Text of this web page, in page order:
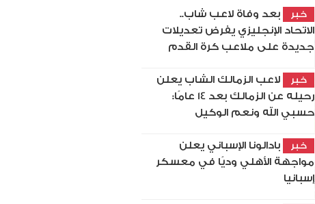
خبر
بعد وفاة لاعب شاب..
الاتحاد الإنجليزي يفرض تعديلات
جديدة على ملاعب كرة القدم
خبر
لاعب الزمالك الشاب يعلن
رحيله عن الزمالك بعد 14 عامًا:
حسبي الله ونعم الوكيل
خبر
بادالونا الإسباني يعلن
مواجهة الأهلي وديًا في معسكر
إسبانيا